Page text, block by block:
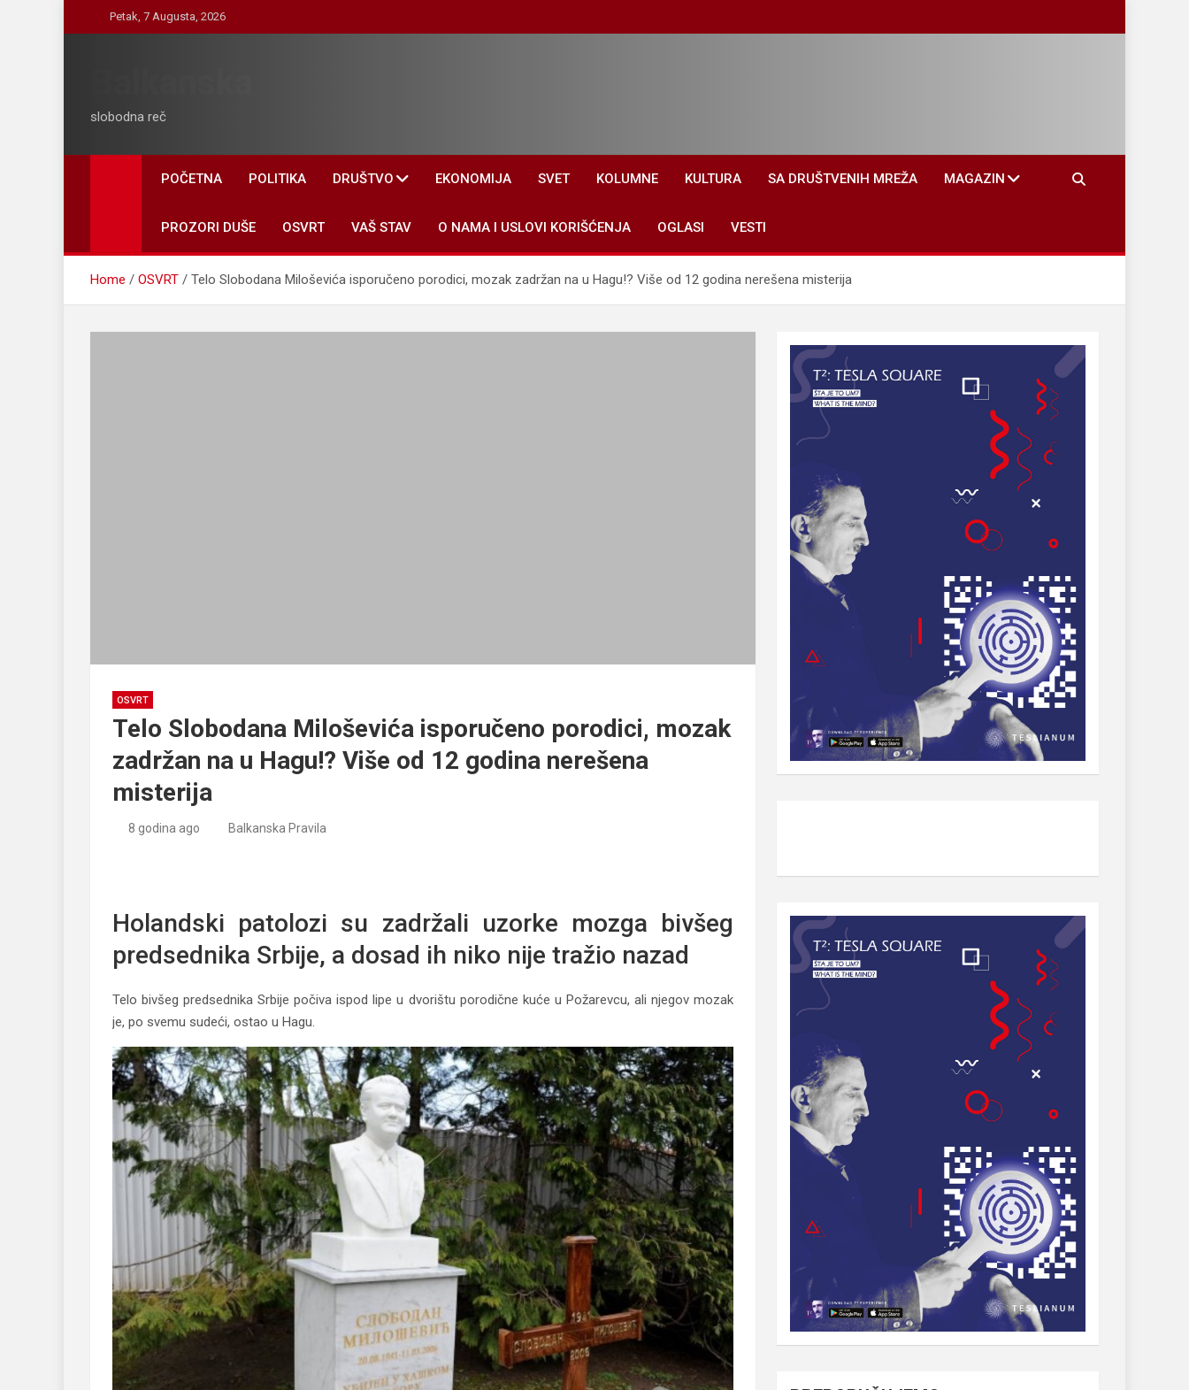
to
Petak, 7 Augusta, 2026
slobodna reč
POČETNA POLITIKA DRUŠTVO EKONOMIJA SVET KOLUMNE KULTURA SA DRUŠTVENIH MREŽA MAGAZIN
PROZORI DUŠE OSVRT VAŠ STAV O NAMA I USLOVI KORIŠĆENJA OGLASI VESTI
Home OSVRT Telo Slobodana Miloševića isporučeno porodici, mozak zadržan na u Hagu!? Više od 12 godina nerešena misterija
OSVRT
Telo Slobodana Miloševića isporučeno porodici, mozak
zadržan na u Hagu!? Više od 12 godina nerešena
misterija
8 godina ago Balkanska Pravila
Holandski patolozi su zadržali uzorke mozga bivšeg
predsednika Srbije, a dosad ih niko nije tražio nazad
Telo bivšeg predsednika Srbije počiva ispod lipe u dvorištu porodične kuće u Požarevcu, ali njegov mozak
je, po svemu sudeći, ostao u Hagu.